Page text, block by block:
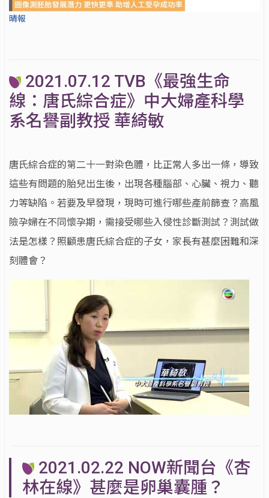
晴報
2021.07.12 TVB《最強生命
線：唐氏綜合症》中大婦產科學
系名譽副教授 華綺敏
唐氏綜合症的第二十一對染色體，比正常人多出一條，導致
這些有問題的胎兒出生後，出現各種腦部、心臟、視力、聽
力等缺陷。若要及早發現，現時可進行哪些產前篩查？高風
險孕婦在不同懷孕期，需接受哪些入侵性診斷測試？測試做
法是怎樣？照顧患唐氏綜合症的子女，家長有甚麼困難和深
刻體會？
2021.02.22 NOW新聞台《杏
林在線》甚麼是卵巢囊腫？